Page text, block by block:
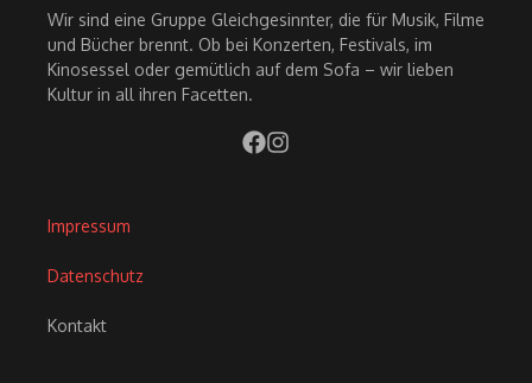
Wir sind eine Gruppe Gleichgesinnter, die für Musik, Filme
und Bücher brennt. Ob bei Konzerten, Festivals, im
Kinosessel oder gemütlich auf dem Sofa – wir lieben
Kultur in all ihren Facetten.
Impressum
Datenschutz
Kontakt